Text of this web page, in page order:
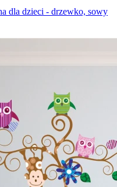
dla dzieci - drzewko, sowy